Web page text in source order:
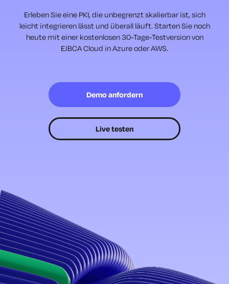
Erleben Sie eine PKI, die unbegrenzt skalierbar ist, sich
leicht integrieren lässt und überall läuft.Starten Sie noch
heute mit einer kostenlosen 30-Tage-Testversion von
EJBCA Cloud in Azure oder AWS.
Demo anfordern
Live testen